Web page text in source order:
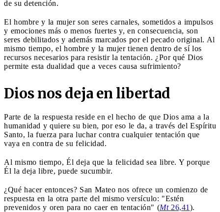
de su detención.
El hombre y la mujer son seres carnales, sometidos a impulsos
y emociones más o menos fuertes y, en consecuencia, son
seres debilitados y además marcados por el pecado original. Al
mismo tiempo, el hombre y la mujer tienen dentro de sí los
recursos necesarios para resistir la tentación. ¿Por qué Dios
permite esta dualidad que a veces causa sufrimiento?
Dios nos deja en libertad
Parte de la respuesta reside en el hecho de que Dios ama a la
humanidad y quiere su bien, por eso le da, a través del Espíritu
Santo, la fuerza para luchar contra cualquier tentación que
vaya en contra de su felicidad.
Al mismo tiempo, Él deja que la felicidad sea libre. Y porque
Él la deja libre, puede sucumbir.
¿Qué hacer entonces? San Mateo nos ofrece un comienzo de
respuesta en la otra parte del mismo versículo: "Estén
prevenidos y oren para no caer en tentación" (Mt26,41 ).